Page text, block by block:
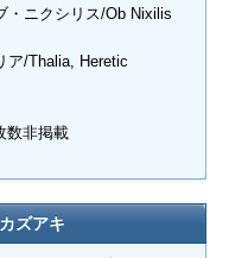
・ニクシリス/Ob Nixilis
ア/Thalia, Heretic
数非掲載
ズアキ